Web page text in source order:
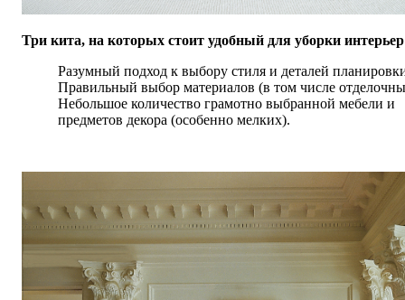
Три кита, на которых стоит удобный для уборки интерьер
Разумный подход к выбору стиля и деталей
Правильный выбор материалов (в том числе
Небольшое количество грамотно выбранной мебели и
предметов декора (особенно мелких).